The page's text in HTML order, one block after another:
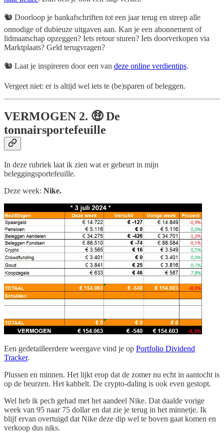
🐿️ Doorloop je bankafschriften tot een jaar terug en streep alle
onnodige of dubieuze uitgaven aan. Kan je een abonnement of
lidmaatschap opzeggen? Iets retour sturen? Iets doorverkopen via
Marktplaats? Geld terugvragen?
🐿️ Laat je inspireren door een van deze online verdientips.
Vergeet niet: er is altijd wel iets te (be)sparen of beleggen.
VERMOGEN 2. 🤑 De
tonnairsportefeuille
In deze rubriek laat ik zien wat er gebeurt in mijn
beleggingsportefeuille.
Deze week: Nike.
Een gedetailleerdere weergave vind je op Portfolio Dividend
Tracker.
Plussen en minnen. Het lijkt erop dat de zomer nu echt in aantocht is
op de beurzen. Het kabbelt. De crypto-daling is ook even gestopt.
Wel heb ik pech gehad met het aandeel Nike. Dat daalde vorige
week van 95 naar 75 dollar en dat zie je terug in het minnetje. Ik
blijf ervan overtuigd dat Nike deze dip wel te boven gaat komen en
verkoop dus niks.